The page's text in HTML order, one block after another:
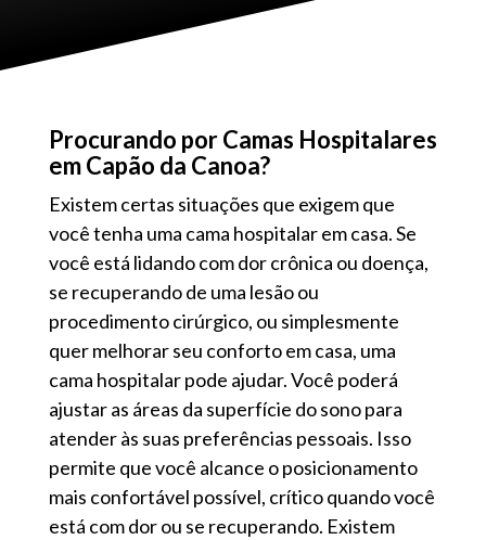
Procurando por Camas Hospitalares
em Capão da Canoa?
Existem certas situações que exigem que
você tenha uma cama hospitalar em casa. Se
você está lidando com dor crônica ou doença,
se recuperando de uma lesão ou
procedimento cirúrgico, ou simplesmente
quer melhorar seu conforto em casa, uma
cama hospitalar pode ajudar. Você poderá
ajustar as áreas da superfície do sono para
atender às suas preferências pessoais. Isso
permite que você alcance o posicionamento
mais confortável possível, crítico quando você
está com dor ou se recuperando. Existem